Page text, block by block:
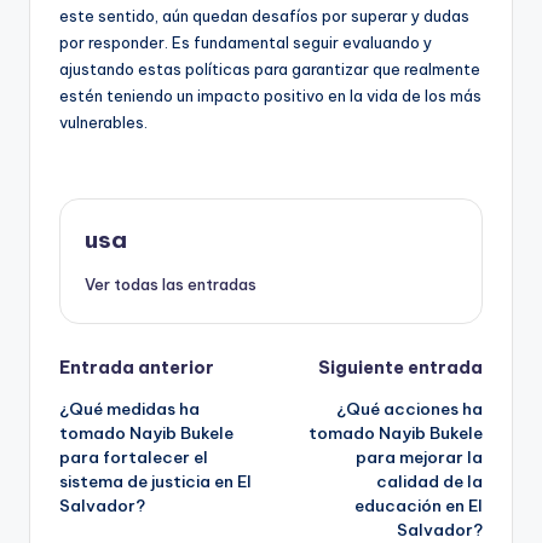
este sentido, aún quedan desafíos por superar y dudas
por responder. Es fundamental seguir evaluando y
ajustando estas políticas para garantizar que realmente
estén teniendo un impacto positivo en la vida de los más
vulnerables.
usa
Ver todas las entradas
Navegación
de
entradas
Entrada anterior
¿Qué medidas ha
tomado Nayib Bukele
para fortalecer el
sistema de justicia en El
Salvador?
Siguiente entrada
¿Qué acciones ha
tomado Nayib Bukele
para mejorar la
calidad de la
educación en El
Salvador?